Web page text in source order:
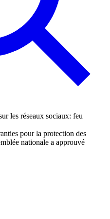
pour la protection des
nationale a approuvé